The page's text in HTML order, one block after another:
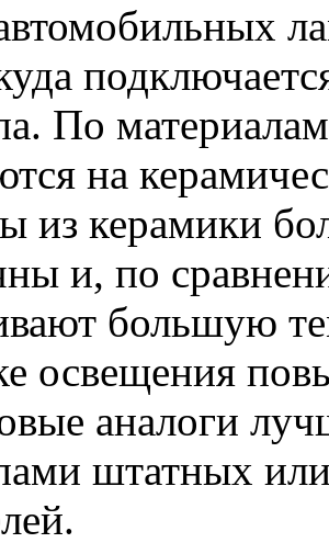
По
на
из керамики
и, по
большую
освещения
аналоги
штатных